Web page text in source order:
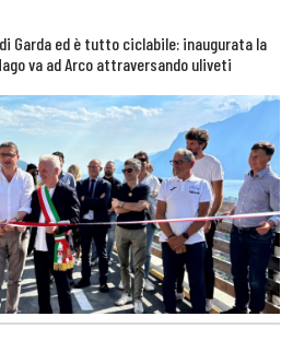
Garda ed è tutto ciclabile: inaugurata la
va ad Arco attraversando uliveti